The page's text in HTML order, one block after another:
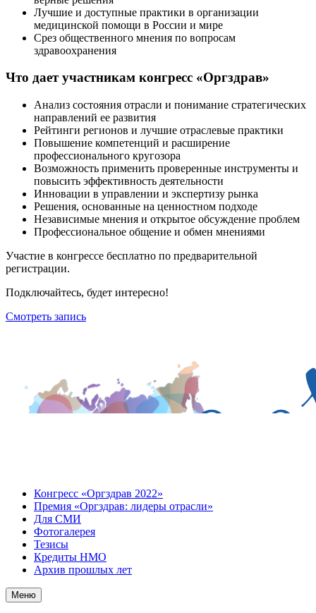
Лучшие и доступные практики в организации
медицинской помощи в России и мире
Срез общественного мнения по вопросам
здравоохранения
Что дает участникам конгресс «Оргздрав»
Анализ состояния отрасли и понимание стратегических
направлений ее развития
Рейтинги регионов и лучшие отраслевые практики
Повышение компетенций и расширение
профессионального кругозора
Возможность применить проверенные инструменты и
повысить эффективность деятельности
Инновации в управлении и экспертизу рынка
Решения, основанные на ценностном подходе
Независимые мнения и открытое обсуждение проблем
Профессиональное общение и обмен мнениями
Участие в конгрессе бесплатно по предварительной
регистрации.
Подключайтесь, будет интересно!
Смотреть запись
Конгресс «Оргздрав 2022»
Премия «Оргздрав: лидеры отрасли»
Для СМИ
Фотогалерея
Тезисы
Кредиты НМО
Архив прошлых лет
Меню